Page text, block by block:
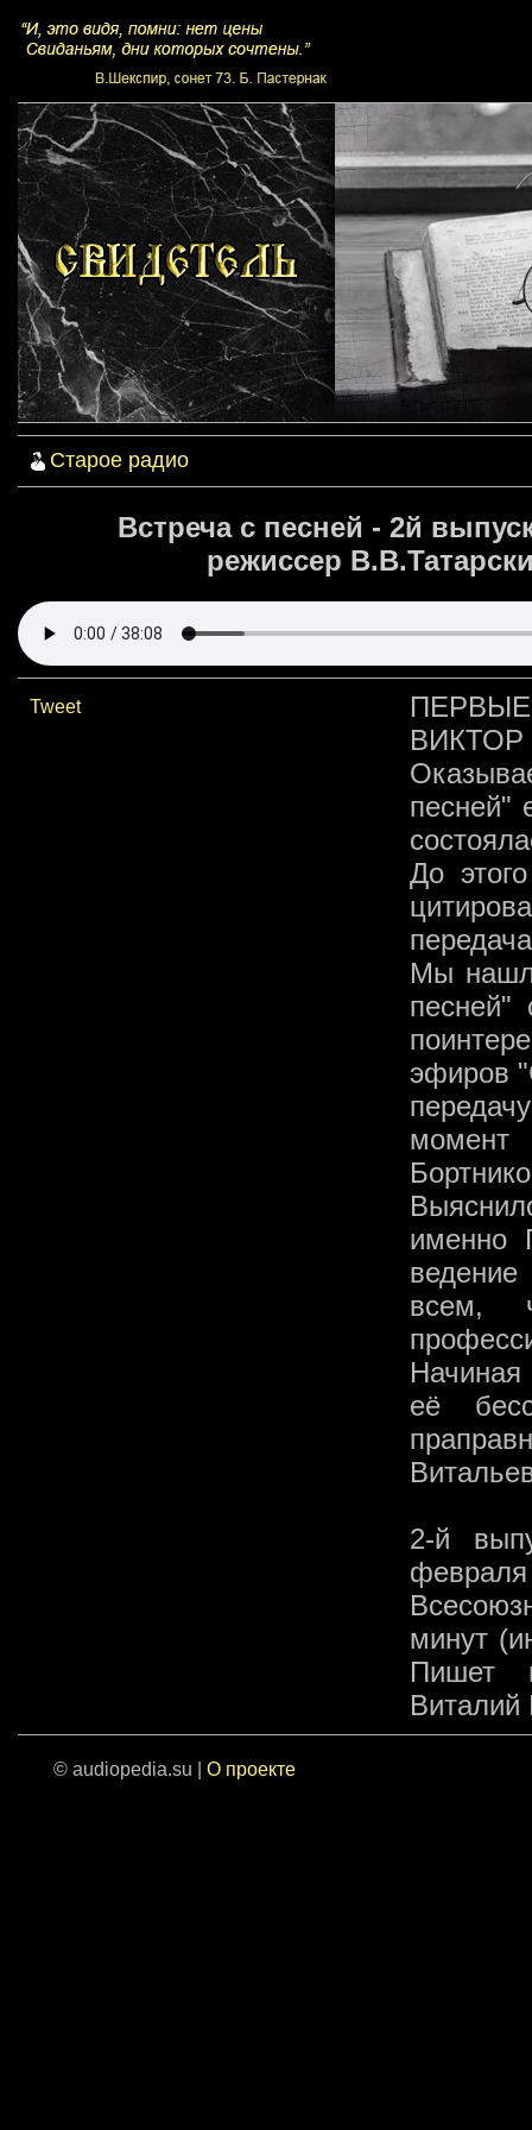
Старое радио
Встреча с песней - 2й
режиссер
Tweet
песней"
До
Мы
песней"
эфиров
момент
именно
всем,
её
2-й
минут
Пишет
Виталий
© audiopedia.su | О проекте